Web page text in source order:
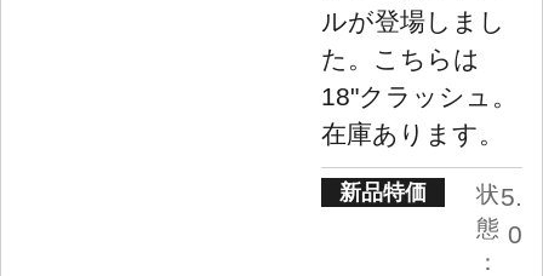
ルが登場しまし
た。こちらは
18"クラッシュ。
在庫あります。
新品特価
状
態
：
5.
0